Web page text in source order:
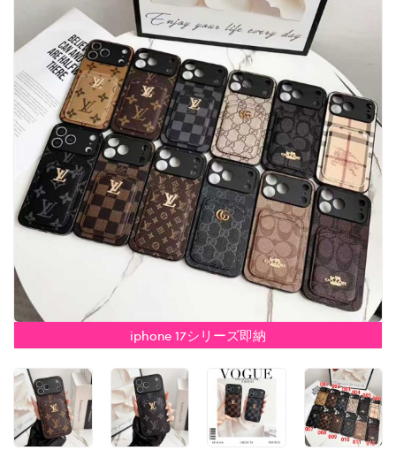
iphone 17シリーズ即納